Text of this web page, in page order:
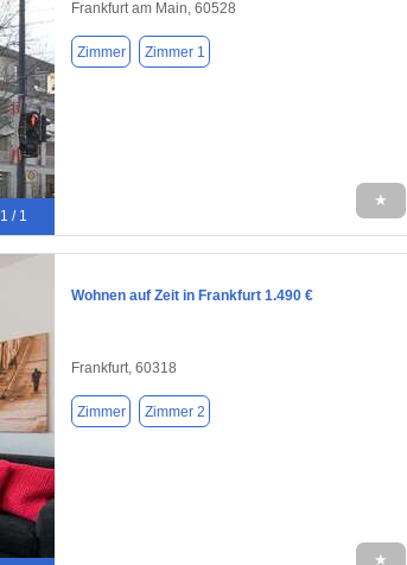
1 / 1
Frankfurt am Main, 60528
Zimmer Zimmer 1
★
Wohnen auf Zeit in Frankfurt 1.490 €
Frankfurt, 60318
Zimmer Zimmer 2
★